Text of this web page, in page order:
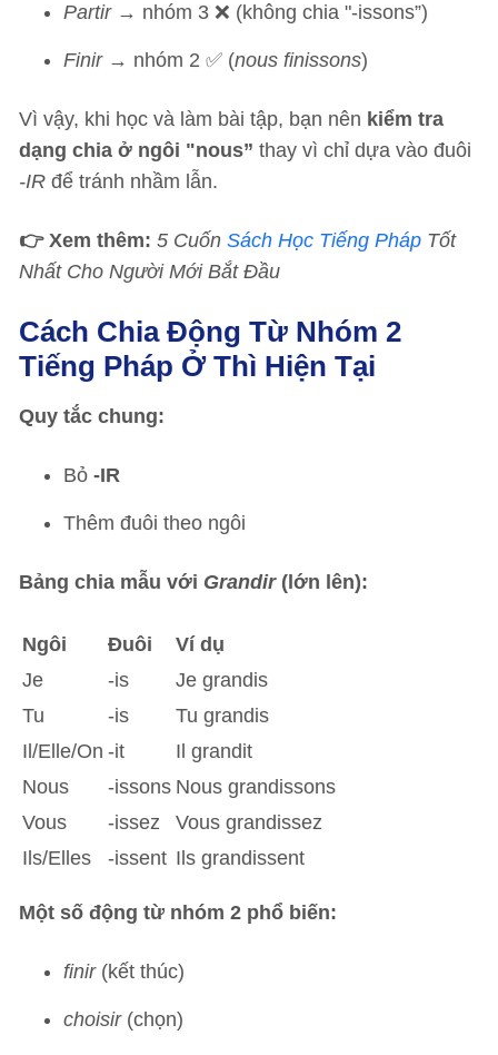
Partir→ nhóm 3 ❌ (không chia "-issons”)
Finir→ nhóm 2 ✅ (nous finissons)
Vì vậy, khi học và làm bài tập, bạn nên kiểm tra
dạng chia ở ngôi "nous” thay vì chỉ dựa vào đuôi
-IR để tránh nhầm lẫn.
👉 Xem thêm: 5 Cuốn Sách Học Tiếng Pháp Tốt
Nhất Cho Người Mới Bắt Đầu
Cách Chia Động Từ Nhóm 2
Tiếng Pháp Ở Thì Hiện Tại
Quy tắc chung:
Bỏ -IR
Thêm đuôi theo ngôi
Bảng chia mẫu với Grandir(lớn lên):
Ngôi Đuôi
Ví dụ
Je
-is
Je grandis
Tu
-is
Tu grandis
Il/Elle/On -it
Il grandit
Nous
-issons Nous grandissons
Vous
-issez
Vous grandissez
Ils/Elles
-issent Ils grandissent
Một số động từ nhóm 2 phổ biến:
finir(kết thúc)
choisir(chọn)